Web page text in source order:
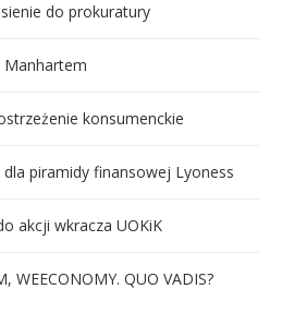
do prokuratury
Manhartem
konsumenckie
piramidy finansowej Lyoness
akcji wkracza UOKiK
WEECONOMY. QUO VADIS?